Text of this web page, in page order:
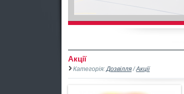
Акції
Категорія: Дозвілля /Акції